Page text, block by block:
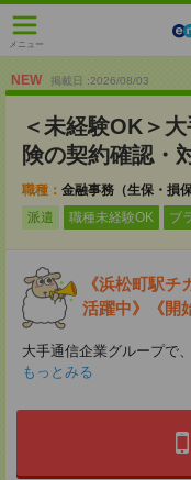
メニュー
NEW 掲載日 :2026/08/03
＜未経験OK＞
険の契約確認・
職種： 金融事務（生保・損保
派遣
職種未経験OK ブ
《浜松町駅
活躍中》《開
大手通信企業グループで
もっとみる